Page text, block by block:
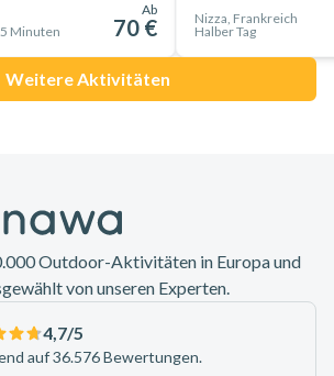
Minuten
Ab
70 €
Nizza, Frankreich
Halber Tag
Weitere Aktivitäten
Outdoor-Aktivitäten in Europa und
von unseren Experten.
4,7/5
auf 36.576 Bewertungen.